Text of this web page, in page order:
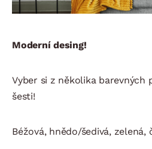
Moderní desing!
Vyber si z několika barevných
šesti!
Béžová, hnědo/šedivá, zelená,